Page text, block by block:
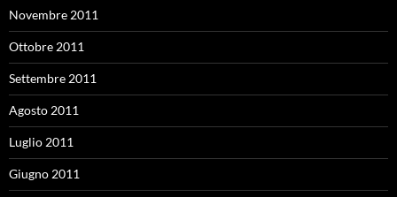
Novembre 2011
Ottobre 2011
Settembre 2011
Agosto 2011
Luglio 2011
Giugno 2011